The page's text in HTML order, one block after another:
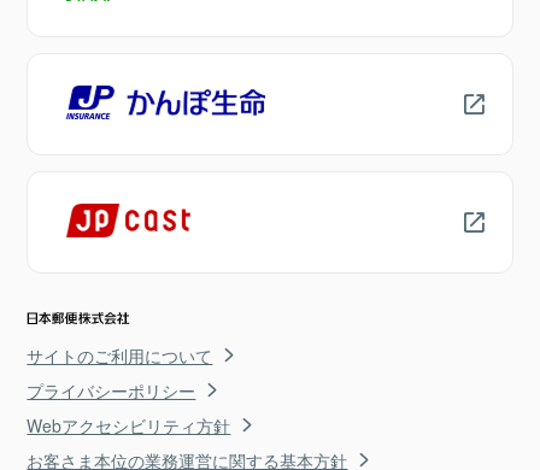
サイトのご利用について
プライバシーポリシー
Webアクセシビリティ方針
お客さま本位の業務運営に関する基本方針